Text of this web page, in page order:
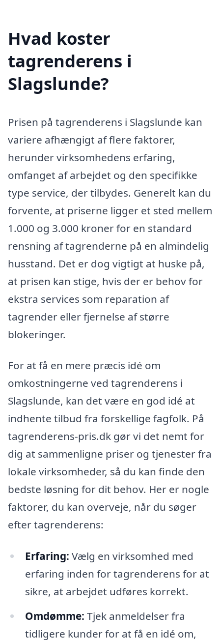
Hvad koster
tagrenderens i
Slagslunde?
Prisen på tagrenderens i Slagslunde kan
variere afhængigt af flere faktorer,
herunder virksomhedens erfaring,
omfanget af arbejdet og den specifikke
type service, der tilbydes. Generelt kan du
forvente, at priserne ligger et sted mellem
1.000 og 3.000 kroner for en standard
rensning af tagrenderne på en almindelig
husstand. Det er dog vigtigt at huske på,
at prisen kan stige, hvis der er behov for
ekstra services som reparation af
tagrender eller fjernelse af større
blokeringer.
For at få en mere præcis idé om
omkostningerne ved tagrenderens i
Slagslunde, kan det være en god idé at
indhente tilbud fra forskellige fagfolk. På
tagrenderens-pris.dk gør vi det nemt for
dig at sammenligne priser og tjenester fra
lokale virksomheder, så du kan finde den
bedste løsning for dit behov. Her er nogle
faktorer, du kan overveje, når du søger
efter tagrenderens:
Erfaring: Vælg en virksomhed med
erfaring inden for tagrenderens for at
sikre, at arbejdet udføres korrekt.
Omdømme: Tjek anmeldelser fra
tidligere kunder for at få en idé om,